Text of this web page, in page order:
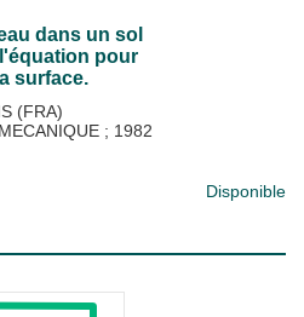
dans un sol
pour
surface.
(FRA)
; 1982
Disponible